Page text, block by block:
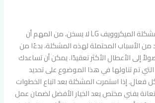
في ختام حديثنا عن مشكلة الميكروويف LG لا يسخن، من المهم أن
من الأسباب المحتملة لهذه المشكلة، بدءًا من
إلى الأعطال الأكثر تعقيدًا. يمكن أن تساعدك
التي تم تناولها في هذا الموضوع على تحديد
فعال. إذا استمرت المشكلة بعد اتباع الخطوات
بفني مختص يعد الخيار الأفضل لضمان عمل